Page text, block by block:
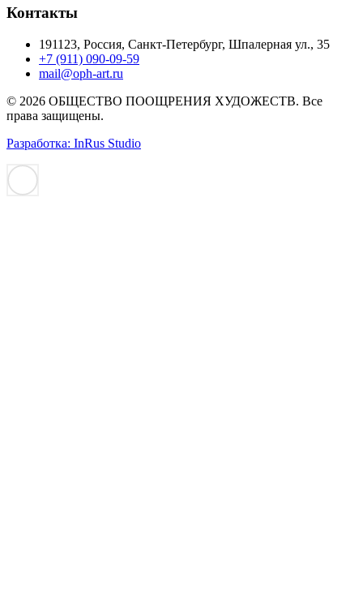
Контакты
191123, Россия, Санкт-Петербург, Шпалерная ул., 35
+7 (911) 090-09-59
mail@oph-art.ru
© 2026 ОБЩЕСТВО ПООЩРЕНИЯ ХУДОЖЕСТВ. Все
права защищены.
Разработка: InRus Studio